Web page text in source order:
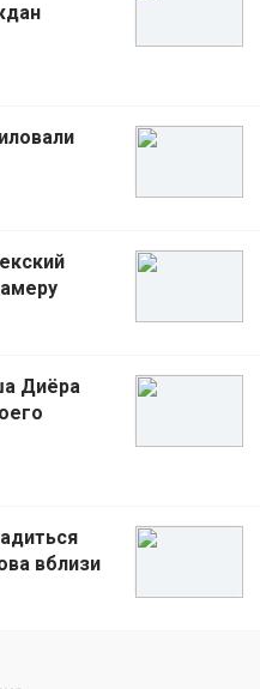
Диёра
вблизи